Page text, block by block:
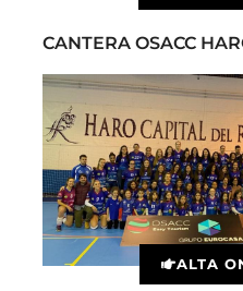
CANTERA OSACC
ALTA